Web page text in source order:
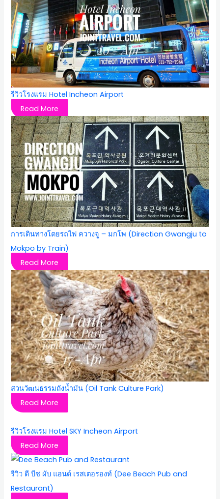
รีวิวโรงแรม Hotel Incheon Airport
Read More
การเดินทางโดยรถไฟ ควางจู – มกโพ (Direction Gwangju to
Mokpo by Train)
Read More
สวนวัฒนธรรมถังน้ำมัน (Oil Tank Culture Park)
Read More
รีวิวโรงแรม Hotel SKY Incheon Airport
Read More
รีวิว ดี บีช ผับ แอนด์ เรสเตอรองท์ (Dee Beach Pub and
Restaurant)